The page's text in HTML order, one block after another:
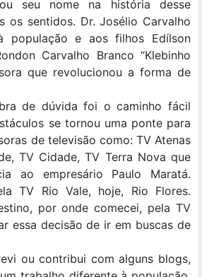
seu nome na história desse
os sentidos. Dr. Josélio Carvalho
população e aos filhos Edílson
Carvalho Branco “Klebinho
que revolucionou a forma de
de dúvida foi o caminho fácil
se tornou uma ponte para
de televisão como: TV Atenas
TV Cidade, TV Terra Nova que
ao empresário Paulo Maratá.
TV Rio Vale, hoje, Rio Flores.
por onde comecei, pela TV
essa decisão de ir em buscas de
ou contribui com alguns blogs,